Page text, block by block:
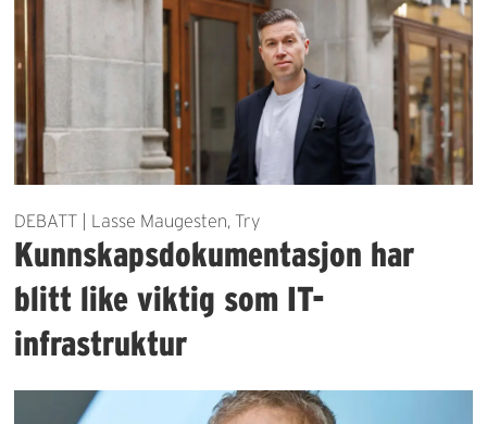
DEBATT | Lasse Maugesten, Try
Kunnskapsdokumentasjon har
blitt like viktig som IT-
infrastruktur